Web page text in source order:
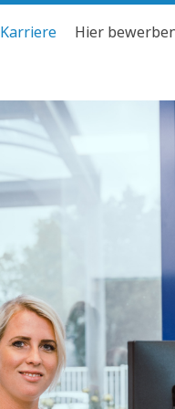
Karriere Hier